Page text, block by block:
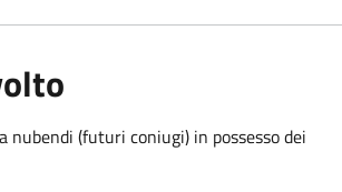
nubendi (futuri coniugi) in possesso dei